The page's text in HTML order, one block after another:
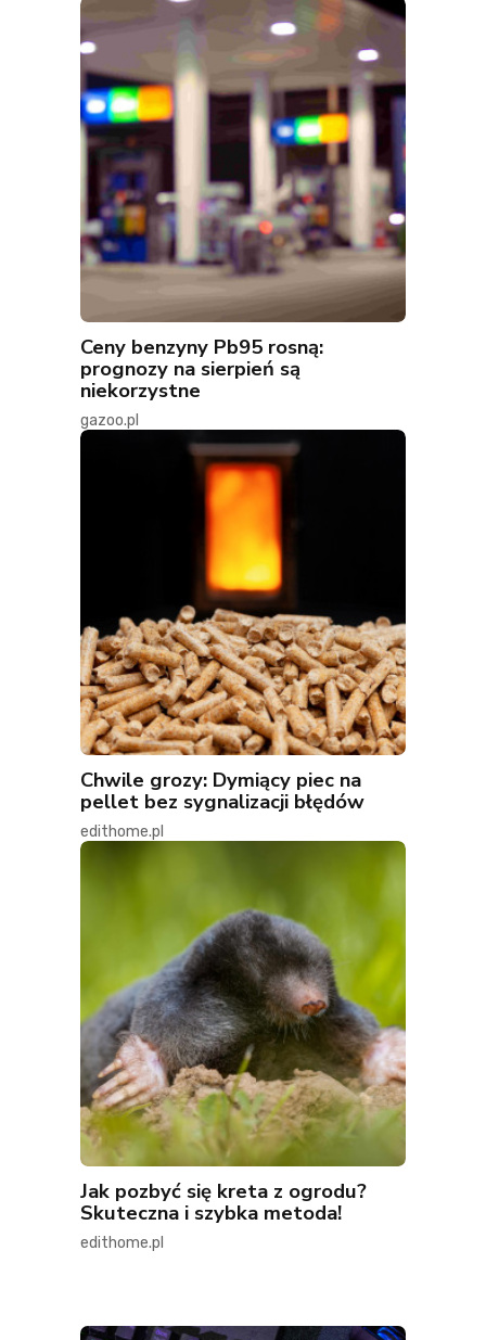
Ceny benzyny Pb95 rosną:
prognozy na sierpień są
niekorzystne
gazoo.pl
Chwile grozy: Dymiący piec na
pellet bez sygnalizacji błędów
edithome.pl
Jak pozbyć się kreta z ogrodu?
Skuteczna i szybka metoda!
edithome.pl